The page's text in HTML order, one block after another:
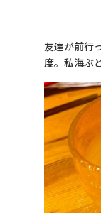
友達が前行
度。私海ぶ